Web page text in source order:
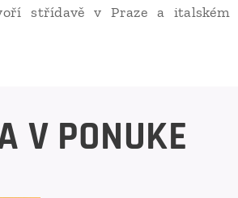
střídavě v Praze a italském
V PONUKE